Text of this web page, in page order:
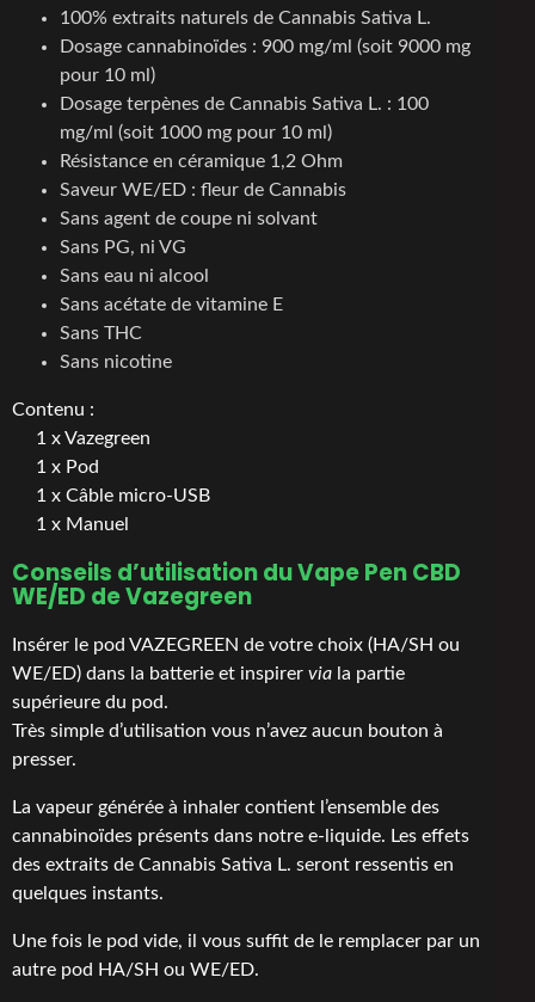
100% extraits naturels de Cannabis Sativa L.
Dosage cannabinoïdes : 900 mg/ml (soit 9000 mg
pour 10 ml)
Dosage terpènes de Cannabis Sativa L. : 100
mg/ml (soit 1000 mg pour 10 ml)
Résistance en céramique 1,2 Ohm
Saveur WE/ED : fleur de Cannabis
Sans agent de coupe ni solvant
Sans PG, ni VG
Sans eau ni alcool
Sans acétate de vitamine E
Sans THC
Sans nicotine
Contenu :
1 x Vazegreen
1 x Pod
1 x Câble micro-USB
1 x Manuel
Conseils d’utilisation du Vape Pen CBD
WE/ED de Vazegreen
Insérer le pod VAZEGREEN de votre choix (HA/SH ou
WE/ED) dans la batterie et inspirer via la partie
supérieure du pod.
Très simple d’utilisation vous n’avez aucun bouton à
presser.
La vapeur générée à inhaler contient l’ensemble des
cannabinoïdes présents dans notre e-liquide. Les effets
des extraits de Cannabis Sativa L. seront ressentis en
quelques instants.
Une fois le pod vide, il vous suffit de le remplacer par un
autre pod HA/SH ou WE/ED.